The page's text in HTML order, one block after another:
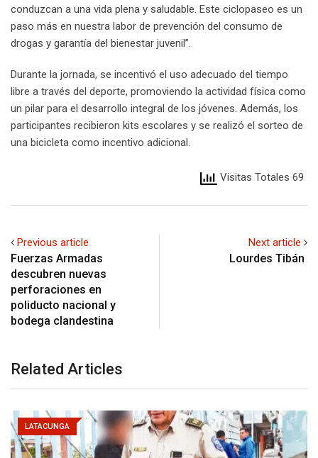
conduzcan a una vida plena y saludable. Este ciclopaseo es un
paso más en nuestra labor de prevención del consumo de
drogas y garantía del bienestar juvenil”.
Durante la jornada, se incentivó el uso adecuado del tiempo
libre a través del deporte, promoviendo la actividad física como
un pilar para el desarrollo integral de los jóvenes. Además, los
participantes recibieron kits escolares y se realizó el sorteo de
una bicicleta como incentivo adicional.
Visitas Totales 69
Previous article
Fuerzas Armadas
descubren nuevas
perforaciones en
poliducto nacional y
bodega clandestina
Next article
Lourdes Tibán
Related Articles
LATACUNGA